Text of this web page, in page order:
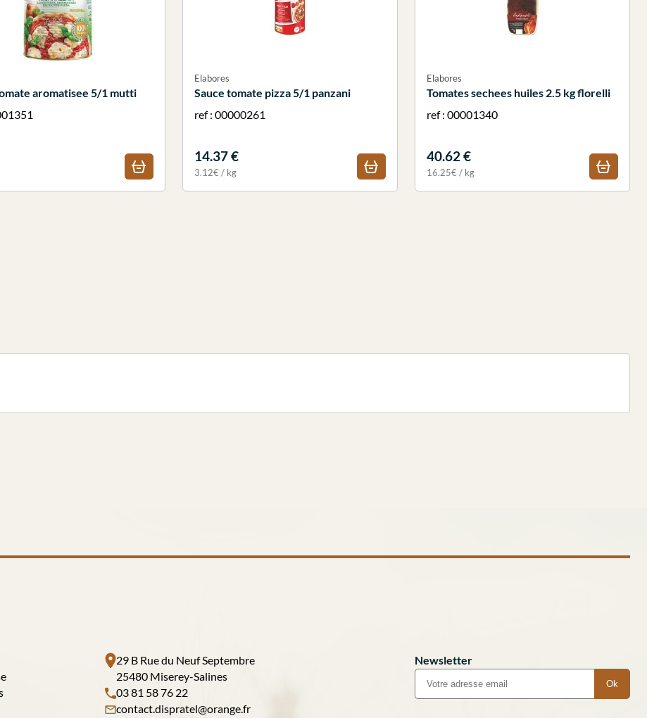
aromatisee 5/1 mutti
Elabores
Sauce tomate pizza 5/1 panzani
ref : 00000261
14.37 €
3.12€ / kg
Elabores
Tomates sechees huiles 2.5 kg florelli
ref : 00001340
40.62 €
16.25€ / kg
29 B Rue du Neuf Septembre
25480 Miserey-Salines
03 81 58 76 22
contact.dispratel@orange.fr
Newsletter
Ok